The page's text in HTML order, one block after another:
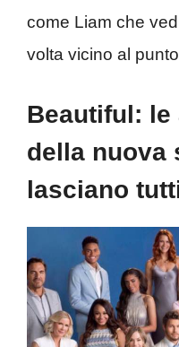
come Liam che
volta vicino al
Beautiful:
della nuova
lasciano